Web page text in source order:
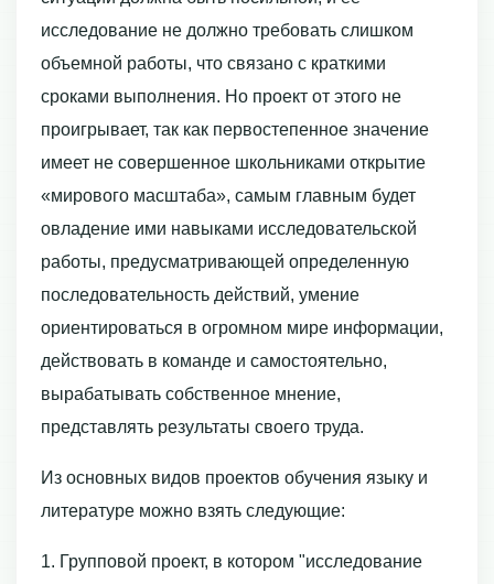
исследование не должно требовать слишком
объемной работы, что связано с краткими
сроками выполнения. Но проект от этого не
проигрывает, так как первостепенное значение
имеет не совершенное школьниками открытие
«мирового масштаба», самым главным будет
овладение ими навыками исследовательской
работы, предусматривающей определенную
последовательность действий, умение
ориентироваться в огромном мире информации,
действовать в команде и самостоятельно,
вырабатывать собственное мнение,
представлять результаты своего труда.
Из основных видов проектов обучения языку и
литературе можно взять следующие:
1. Групповой проект, в котором "исследование